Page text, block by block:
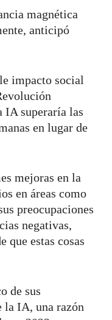
magnética
anticipó
impacto social
IA superaría las
en lugar de
mejoras en la
en áreas como
preocupaciones
negativas,
que estas cosas
de sus
la IA, una razón